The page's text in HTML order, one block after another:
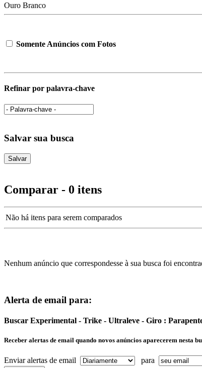
Ouro Branco
Somente Anúncios com Fotos
Refinar por palavra-chave
Salvar sua busca
Comparar - 0 itens
Não há itens para serem comparados
Nenhum anúncio que correspondesse à sua busca foi
Alerta de email para:
Buscar Experimental - Trike - Ultraleve - Giro :
Receber alertas de email quando novos anúncios aparecerem nesta
Enviar alertas de email para